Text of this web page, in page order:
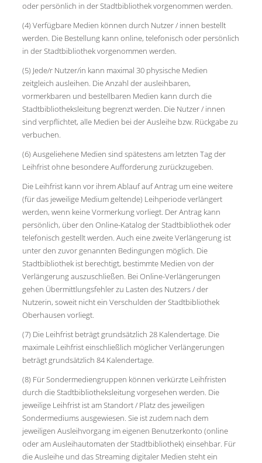
oder persönlich in der Stadtbibliothek vorgenommen werden.
(4) Verfügbare Medien können durch Nutzer / innen bestellt
werden. Die Bestellung kann online, telefonisch oder persönlich
in der Stadtbibliothek vorgenommen werden.
(5) Jede/r Nutzer/in kann maximal 30 physische Medien
zeitgleich ausleihen. Die Anzahl der ausleihbaren,
vormerkbaren und bestellbaren Medien kann durch die
Stadtbibliotheksleitung begrenzt werden. Die Nutzer / innen
sind verpflichtet, alle Medien bei der Ausleihe bzw. Rückgabe zu
verbuchen.
(6) Ausgeliehene Medien sind spätestens am letzten Tag der
Leihfrist ohne besondere Aufforderung zurückzugeben.
Die Leihfrist kann vor ihrem Ablauf auf Antrag um eine weitere
(für das jeweilige Medium geltende) Leihperiode verlängert
werden, wenn keine Vormerkung vorliegt. Der Antrag kann
persönlich, über den Online-Katalog der Stadtbibliothek oder
telefonisch gestellt werden. Auch eine zweite Verlängerung ist
unter den zuvor genannten Bedingungen möglich. Die
Stadtbibliothek ist berechtigt, bestimmte Medien von der
Verlängerung auszuschließen. Bei Online-Verlängerungen
gehen Übermittlungsfehler zu Lasten des Nutzers / der
Nutzerin, soweit nicht ein Verschulden der Stadtbibliothek
Oberhausen vorliegt.
(7) Die Leihfrist beträgt grundsätzlich 28 Kalendertage. Die
maximale Leihfrist einschließlich möglicher Verlängerungen
beträgt grundsätzlich 84 Kalendertage.
(8) Für Sondermediengruppen können verkürzte Leihfristen
durch die Stadtbibliotheksleitung vorgesehen werden. Die
jeweilige Leihfrist ist am Standort / Platz des jeweiligen
Sondermediums ausgewiesen. Sie ist zudem nach dem
jeweiligen Ausleihvorgang im eigenen Benutzerkonto (online
oder am Ausleihautomaten der Stadtbibliothek) einsehbar. Für
die Ausleihe und das Streaming digitaler Medien steht ein